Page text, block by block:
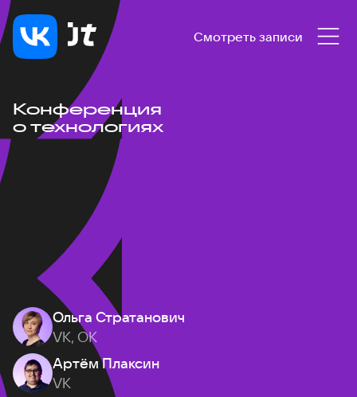
Смотреть записи
Конференция
о технологиях
Ольга Стратанович
VK, ОК
Артём Плаксин
VK